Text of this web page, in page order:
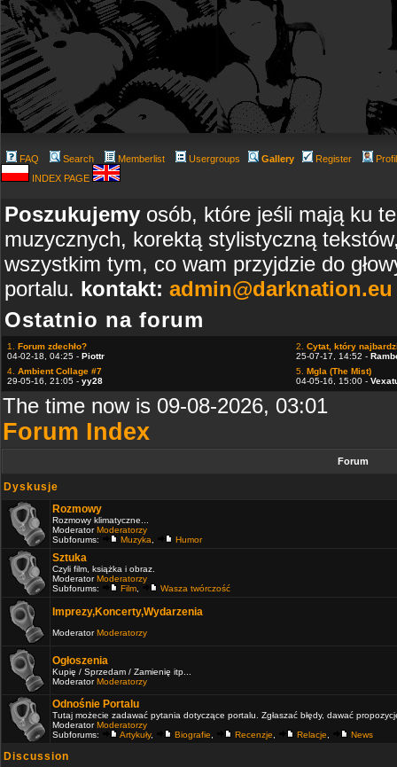
FAQ Search Memberlist Usergroups Gallery Register
INDEX PAGE
Poszukujemy osób, które jeśli mają ku
muzycznych, korektą stylistyczną
wszystkim tym, co wam przyjdzie do
portalu. kontakt: admin@darknation.eu
Ostatnio na forum
1. Forum zdechło?
04-02-18, 04:25 - Piottr
2. Cytat, który
25-07-17, 14:52 -
4. Ambient Collage #7
29-05-16, 21:05 - yy28
5. Mgla (The Mist)
04-05-16, 15:00 -
The time now is 09-08-2026, 03:01
Forum Index
Forum
Dyskusje
Rozmowy
Rozmowy klimatyczne...
ModeratorModeratorzy
Subforums:
Muzyka Humor
Sztuka
Czyli film, książka i obraz.
ModeratorModeratorzy
Subforums:
Film Wasza twórczość
Imprezy,Koncerty,Wydarzenia
ModeratorModeratorzy
Ogłoszenia
Kupię / Sprzedam / Zamienię itp...
ModeratorModeratorzy
Odnośnie Portalu
Tutaj możecie zadawać pytania dotyczące portalu. Zgłaszać błędy, dawać
ModeratorModeratorzy
Subforums:
Artykuły, Biografie Recenzje Relacje News
Discussion